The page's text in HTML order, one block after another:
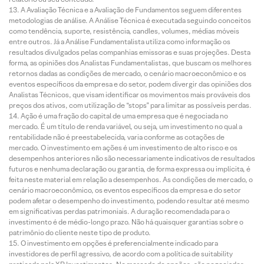
A Avaliação Técnica e a Avaliação de Fundamentos seguem diferentes
metodologias de análise. A Análise Técnica é executada seguindo conceitos
como tendência, suporte, resistência, candles, volumes, médias móveis
entre outros. Já a Análise Fundamentalista utiliza como informação os
resultados divulgados pelas companhias emissoras e suas projeções. Desta
forma, as opiniões dos Analistas Fundamentalistas, que buscam os melhores
retornos dadas as condições de mercado, o cenário macroeconômico e os
eventos específicos da empresa e do setor, podem divergir das opiniões dos
Analistas Técnicos, que visam identificar os movimentos mais prováveis dos
preços dos ativos, com utilização de “stops” para limitar as possíveis perdas.
Ação é uma fração do capital de uma empresa que é negociada no
mercado. É um título de renda variável, ou seja, um investimento no qual a
rentabilidade não é preestabelecida, varia conforme as cotações de
mercado. O investimento em ações é um investimento de alto risco e os
desempenhos anteriores não são necessariamente indicativos de resultados
futuros e nenhuma declaração ou garantia, de forma expressa ou implícita, é
feita neste material em relação a desempenhos. As condições de mercado, o
cenário macroeconômico, os eventos específicos da empresa e do setor
podem afetar o desempenho do investimento, podendo resultar até mesmo
em significativas perdas patrimoniais. A duração recomendada para o
investimento é de médio-longo prazo. Não há quaisquer garantias sobre o
patrimônio do cliente neste tipo de produto.
O investimento em opções é preferencialmente indicado para
investidores de perfil agressivo, de acordo com a política de suitability